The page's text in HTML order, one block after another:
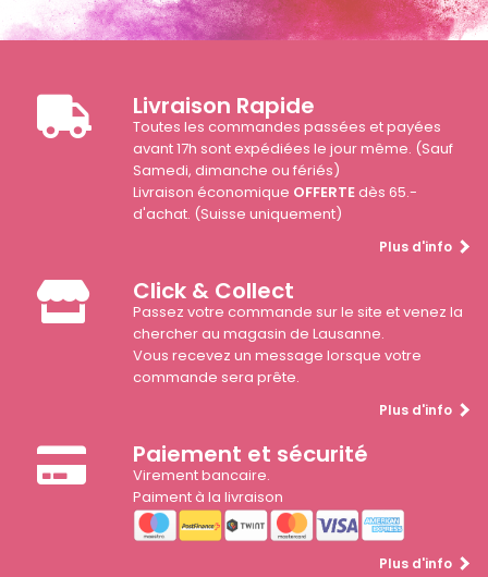
Livraison Rapide
Toutes les commandes passées et payées
avant 17h sont expédiées le jour même. (Sauf
Samedi, dimanche ou fériés)
Livraison économique OFFERTEdès 65.-
d'achat. (Suisse uniquement)
Plus d'info
Click & Collect
Passez votre commande sur le site et venez la
chercher au magasin de Lausanne.
Vous recevez un message lorsque votre
commande sera prête.
Plus d'info
Paiement et sécurité
Virement bancaire.
Paiment à la livraison
Plus d'info